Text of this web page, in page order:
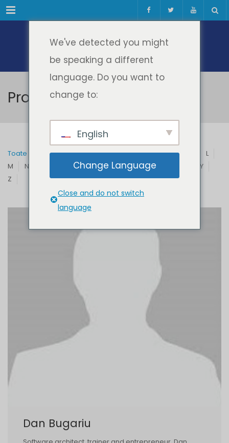
Meniul
Profesori & Invitați
Toate B C D E F G H I J
L
M
N Q R S T U V
Y
Z
Dan Bugariu
We've detected you might
be speaking a different
language. Do you want to
change to:
English
Change Language
Close and do not switch
language